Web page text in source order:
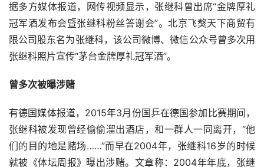
据多方媒体报道，网传视频显示，张继科曾出席“金牌厚礼
冠军酒发布会暨张继科粉丝答谢会”。北京飞獒天下商贸有
限公司股东名为张继科，该公司微博、微信公众号曾多次用
张继科照片宣传“茅台金牌厚礼冠军酒”。
曾多次被曝涉赌
有德国媒体报道，2015年3月份国乒在德国参加比赛期间，
张继科被发现曾经偷偷溜出酒店，和一群人一同离开，“他
们的目的地是赌场……”而早在2004年，张继科16岁的时候
就被《体坛周报》曝出涉赌。文章称：2004年年底，张继